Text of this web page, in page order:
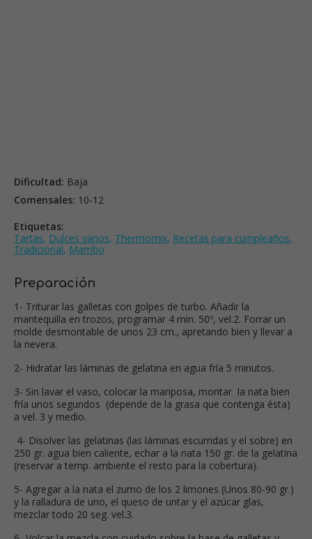
Dificultad: Baja
Comensales: 10-12
Etiquetas:
Tartas, Dulces varios, Thermomix, Recetas para cumpleaños,
Tradicional, Mambo
Preparación
1- Triturar las galletas con golpes de turbo. Añadir la
mantequilla en trozos, programar 4 min. 50º, vel.2. Forrar un
molde desmontable de unos 23 cm., apretando bien y llevar a
la nevera.
2- Hidratar las láminas de gelatina en agua fría 5 minutos.
3- Sin lavar el vaso, colocar la mariposa, montar la nata bien
fría unos segundos (depende de la grasa que contenga ésta)
a vel. 3 y medio.
4- Disolver las gelatinas (las láminas escurridas y el sobre) en
250 gr. agua bien caliente, echar a la nata 150 gr. de la gelatina
(reservar a temp. ambiente el resto para la cobertura).
5- Agregar a la nata el zumo de los 2 limones (Unos 80-90 gr.)
y la ralladura de uno, el queso de untar y el azúcar glas,
mezclar todo 20 seg. vel.3.